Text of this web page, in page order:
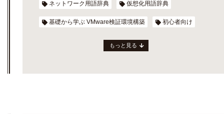
ネットワーク用語辞典 仮想化用語辞典
基礎から学ぶ VMware検証環境構築 初心者向け
もっと見る